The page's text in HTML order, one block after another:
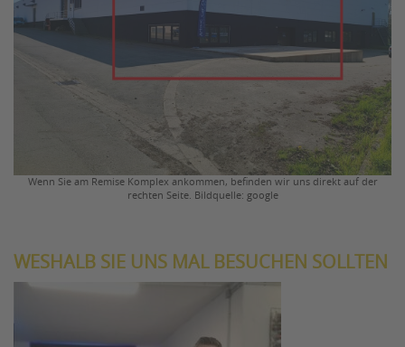
Wenn Sie am Remise Komplex ankommen, befinden wir uns direkt auf der
rechten Seite. Bildquelle: google
WESHALB SIE UNS MAL BESUCHEN SOLLTEN